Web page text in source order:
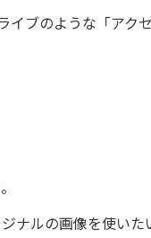
イブのような「アク
ナルの画像を使いた